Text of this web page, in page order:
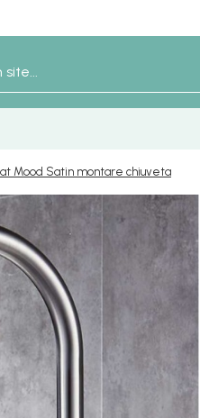
Mood Satin montare chiuveta